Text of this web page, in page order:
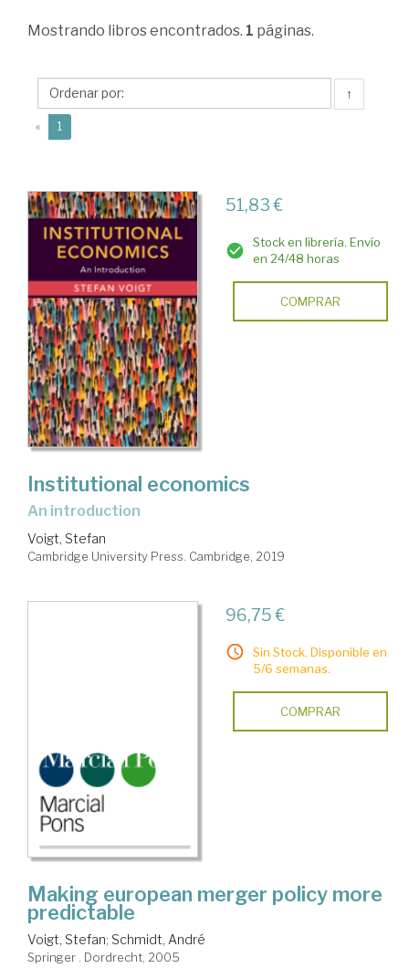
Voigt,
Mostrando libros encontrados. 1 páginas.
↑
« 1
51,83 €
Stock en librería. Envío
en 24/48 horas
COMPRAR
Institutional economics
an introduction
Voigt, Stefan
Cambridge University Press. Cambridge, 2019
96,75 €
Sin Stock. Disponible en
5/6 semanas.
COMPRAR
Making european merger policy more
predictable
Voigt, Stefan; Schmidt, André
Springer . Dordrecht, 2005